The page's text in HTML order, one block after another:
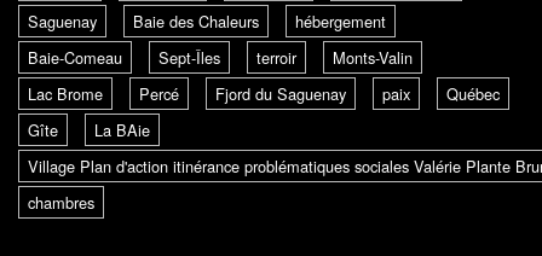
Saguenay
Baie des Chaleurs
hébergement
Baie-Comeau
Sept-Îles terroir
Monts-Valin
Lac Brome
Percé Fjord du Saguenay paix
Québec
Gîte
La BAie
Village Plan d'action itinérance problématiques sociales Valérie Plante
chambres